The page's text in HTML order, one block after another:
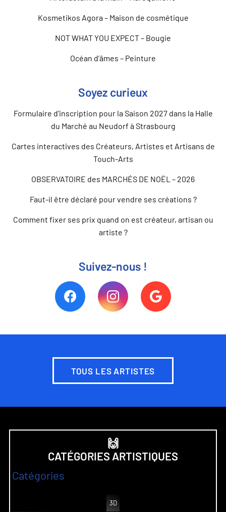
Kosmetikos Agora – Maison de cosmétique
NOT WHAT YOU EXPECT – Bougie
Océan d’âmes – Peinture
Soyez curieux
Formulaire d’inscription pour la Saison 2027 dans la Halle
du Marché au Neudorf à Strasbourg
Cartes interactives des Créateurs, Artistes et Artisans de
Touch-Arts
OBSERVATOIRE des MARCHÉS DE NOËL – 2026
Faut-il être déclaré pour vendre ses créations ?
Comment fixer ses prix quand on est créateur, artisan ou
artiste ?
Suivez-nous !
TOUS LES ARTISTES
🙌
CATÉGORIES ARTISTIQUES
Catégories
3D